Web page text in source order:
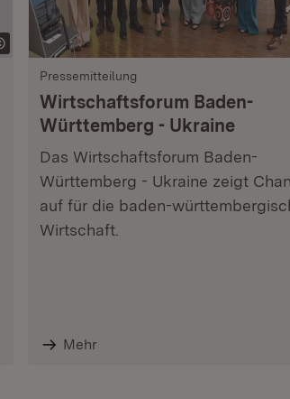
Pressemitteilung
Wirtschaftsforum Baden-
Württemberg - Ukraine
Das Wirtschaftsforum Baden-
Württemberg - Ukraine zeigt
auf für die baden-
Wirtschaft.
Mehr